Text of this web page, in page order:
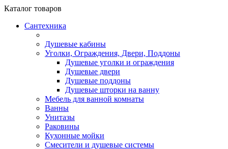
Каталог товаров
Сантехника
Душевые кабины
Уголки, Ограждения, Двери, Поддоны
Душевые уголки и ограждения
Душевые двери
Душевые поддоны
Душевые шторки на ванну
Мебель для ванной комнаты
Ванны
Унитазы
Раковины
Кухонные мойки
Смесители и душевые системы